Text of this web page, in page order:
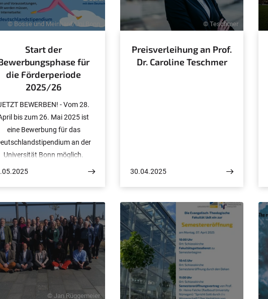
© Bosse und Meinhard/Uni Bonn
Start der
für
die Förderperiode
2025/26
BEWERBEN! - Vom 28.
bis zum 26. Mai 2025 ist
eine Bewerbung für das
an der
Universität Bonn möglich.
© Teschmer
Preisverleihung an Prof.
Dr. Caroline Teschmer
30.04.2025
© Jan Rüggemeier © ETF